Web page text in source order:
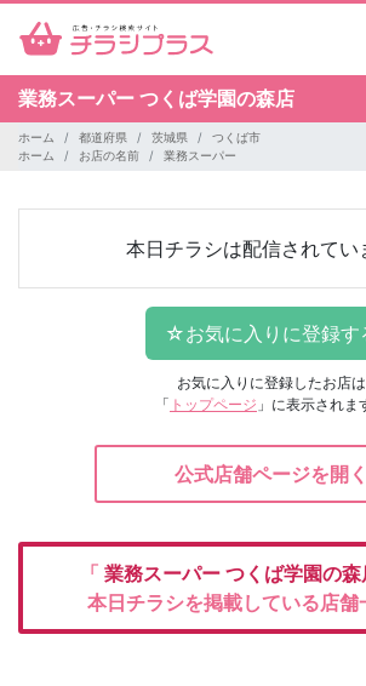
業務スーパー つくば学園の森店
ホーム 都道府県 茨城県
つくば市
ホーム
お店の名前 業務スーパー
本日チラシは配信されてい
お気に入りに登録したお店は
「 トップページ 」に表示されま
公式店舗ページを開く
「 業務スーパー つくば学園の森
本日チラシを掲載している店舗